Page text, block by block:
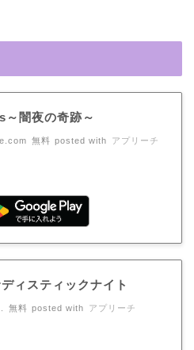
闇夜の奇跡～
無料 posted with アプリーチ
ィスティックナイト
無料 posted with アプリーチ